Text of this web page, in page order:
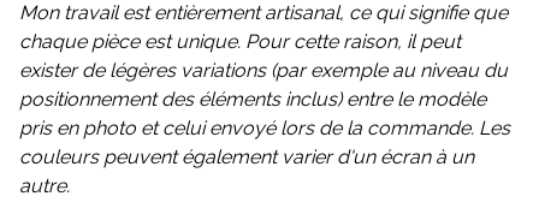
Mon travail est entièrement artisanal, ce qui signifie que
chaque pièce est unique. Pour cette raison, il peut
exister de légères variations (par exemple au niveau du
positionnement des éléments inclus) entre le modèle
pris en photo et celui envoyé lors de la commande. Les
couleurs peuvent également varier d'un écran à un
autre.